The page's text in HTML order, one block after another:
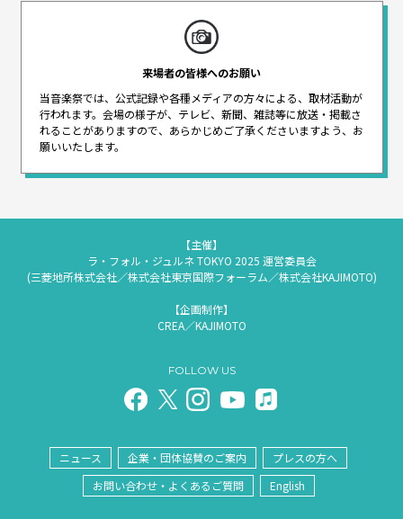
来場者の皆様へのお願い
当音楽祭では、公式記録や各種メディアの方々による、取材活動が
行われます。 会場の様子が、テレビ、新聞、雑誌等に放送・掲載さ
れることがありますので、 あらかじめご了承くださいますよう、お
願いいたします。
【主催】
ラ・フォル・ジュルネ TOKYO 2025 運営委員会
(三菱地所株式会社／株式会社東京国際フォーラム／株式会社KAJIMOTO)
【企画制作】
CREA／KAJIMOTO
FOLLOW US
ニュース 企業・団体協賛のご案内
プレスの方へ
お問い合わせ・よくあるご質問
English